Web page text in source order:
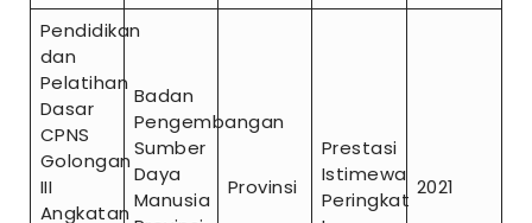
Pendidikan
dan
Pelatihan
Dasar
CPNS
Golongan
III
Angkatan
Badan
Pengembangan
Sumber
Daya
Manusia
Provinsi
Prestasi
Istimewa
Peringkat
2021